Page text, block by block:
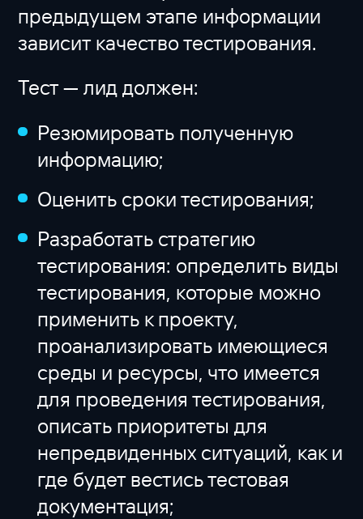
предыдущем этапе информации
зависит качество тестирования.
Тест — лид должен:
Резюмировать полученную
информацию;
Оценить сроки тестирования;
Разработать стратегию
тестирования: определить виды
тестирования, которые можно
применить к проекту,
проанализировать имеющиеся
среды и ресурсы, что имеется
для проведения тестирования,
описать приоритеты для
непредвиденных ситуаций, как и
где будет вестись тестовая
документация;